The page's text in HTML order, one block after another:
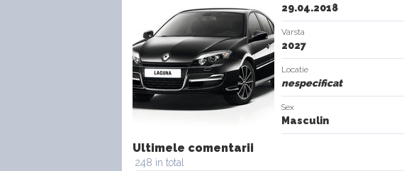
29.04.2018
Varsta
2027
Locatie
nespecificat
Sex
Masculin
Ultimele comentarii
248 in total